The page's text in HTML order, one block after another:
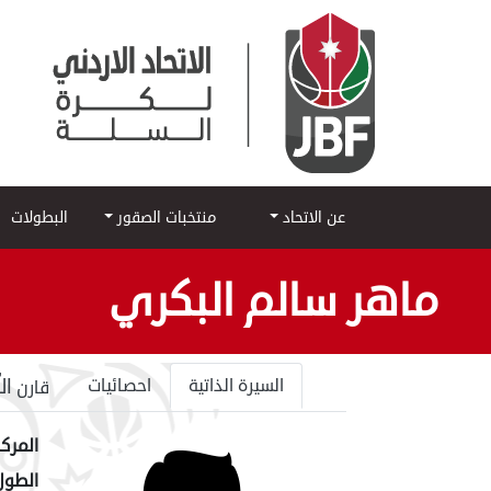
عن الاتحاد منتخبات الصقور البطولات
ماهر سالم البكري
السيرة الذاتية احصائيات قارن